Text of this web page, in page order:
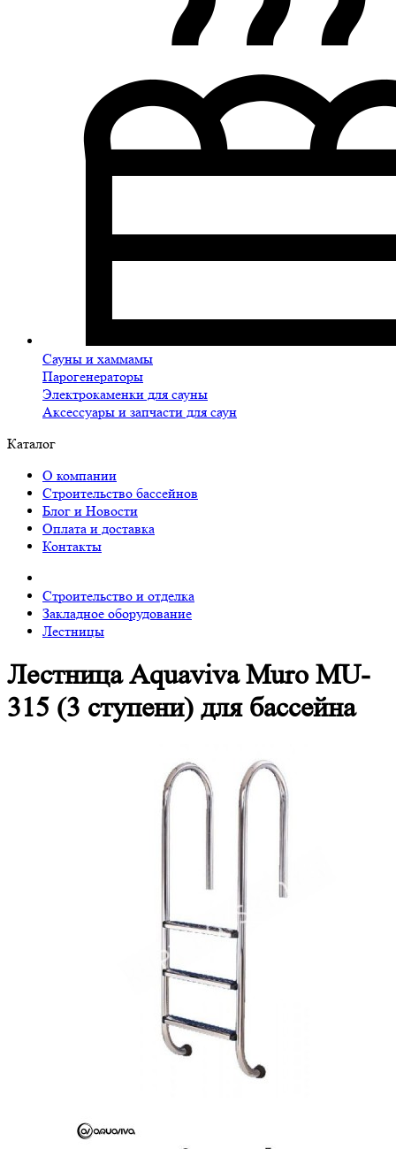
Сауны и хаммамы
Парогенераторы
Электрокаменки для сауны
Аксессуары и запчасти для саун
Каталог
О компании
Строительство бассейнов
Блог и Новости
Оплата и доставка
Контакты
Строительство и отделка
Закладное оборудование
Лестницы
Лестница Aquaviva Muro MU-
315 (3 ступени) для бассейна